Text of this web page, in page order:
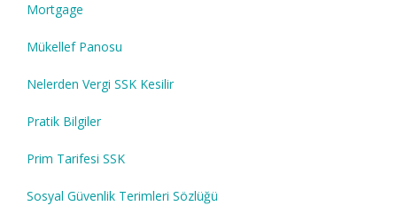
Mortgage
Mükellef Panosu
Nelerden Vergi SSK Kesilir
Pratik Bilgiler
Prim Tarifesi SSK
Sosyal Güvenlik Terimleri Sözlüğü